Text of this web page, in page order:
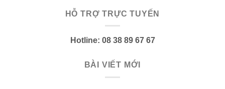
HỖ TRỢ TRỰC TUYẾN
Hotline: 08 38 89 67 67
BÀI VIẾT MỚI